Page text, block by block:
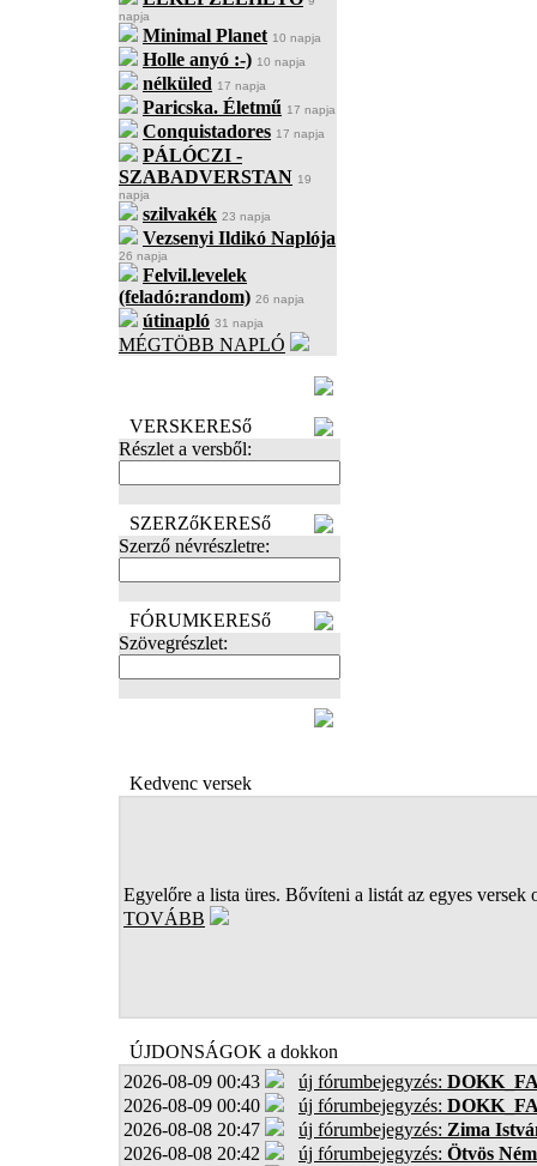
napja
Minimal Planet 10 napja
Holle anyó :-) 10 napja
nélküled 17 napja
Paricska. Életmű 17 napja
Conquistadores 17 napja
PÁLÓCZI -
SZABADVERSTAN 19
napja
szilvakék 23 napja
Vezsenyi Ildikó Naplója
26 napja
Felvil.levelek
(feladó:random) 26 napja
útinapló 31 napja
MÉGTÖBB NAPLÓ
VERSKERESő
Részlet a versből:
SZERZőKERESő
Szerző névrészletre:
FÓRUMKERESő
Szövegrészlet:
Kedvenc versek
Egyelőre a lista üres. Bővíteni a listát az egyes versek
TOVÁBB
ÚJDONSÁGOK a dokkon
2026-08-09 00:43
új fórumbejegyzés:
2026-08-09 00:40
új fórumbejegyzés:
2026-08-08 20:47
új fórumbejegyzés: Zima
2026-08-08 20:42
új fórumbejegyzés: Ötvös